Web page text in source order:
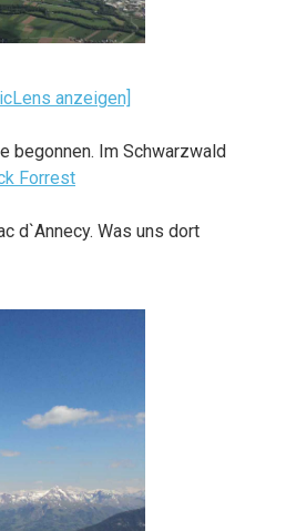
anzeigen]
begonnen. Im Schwarzwald
Forrest
d`Annecy. Was uns dort